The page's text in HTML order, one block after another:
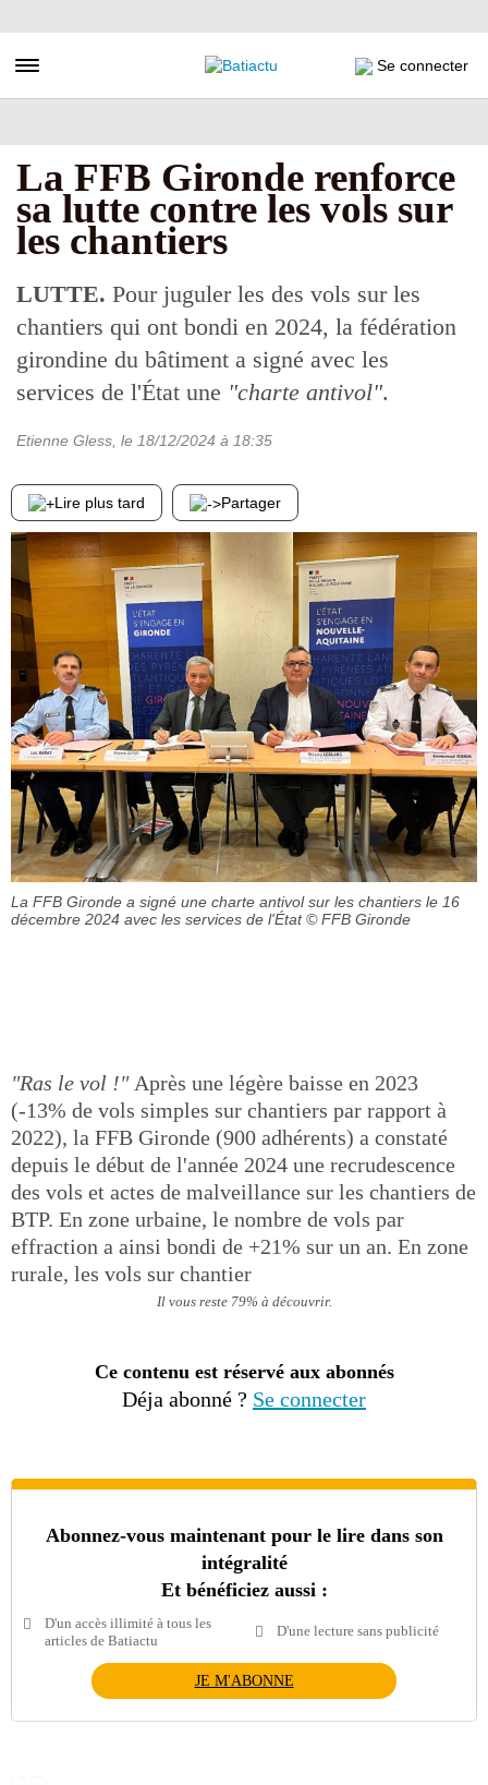
au
principal
Toggle navigation Se connecter
La FFB Gironde renforce
sa lutte contre les vols sur
les chantiers
LUTTE. Pour juguler les des vols sur les
chantiers qui ont bondi en 2024, la fédération
girondine du bâtiment a signé avec les
services de l'État une "charte antivol".
Etienne Gless , le 18/12/2024 à 18:35
Lire plus tard Partager
La FFB Gironde a signé une charte antivol sur les chantiers le 16
décembre 2024 avec les services de l'État © FFB Gironde
"Ras le vol !" Après une légère baisse en 2023
(-13% de vols simples sur chantiers par rapport à
2022), la FFB Gironde (900 adhérents) a constaté
depuis le début de l'année 2024 une recrudescence
des vols et actes de malveillance sur les chantiers de
BTP. En zone urbaine, le nombre de vols par
effraction a ainsi bondi de +21% sur un an. En zone
rurale, les vols sur chantier
Il vous reste 79% à découvrir.
Ce contenu est réservé aux abonnés
Déja abonné ? Se connecter
Abonnez-vous maintenant pour le lire dans son
intégralité
Et bénéficiez aussi :
D'un accès illimité à tous les
articles de Batiactu
D'une lecture sans publicité
JE M'ABONNE